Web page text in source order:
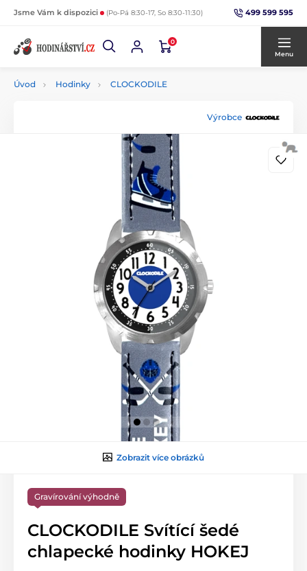
Jsme Vám k dispozici (Po-Pá 8:30-17, So 8:30-11:30) 499 599 595
0
Menu
Úvod Hodinky CLOCKODILE
Výrobce
Zobrazit více obrázků
Gravírování výhodně
CLOCKODILE Svítící šedé
chlapecké hodinky HOKEJ